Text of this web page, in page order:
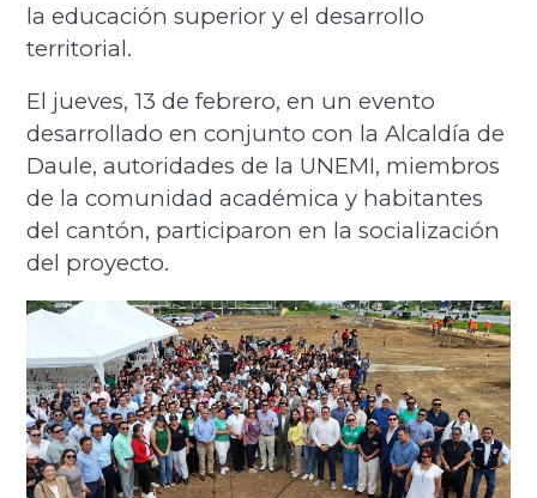
la educación superior y el desarrollo
territorial.
El jueves, 13 de febrero, en un evento
desarrollado en conjunto con la Alcaldía de
Daule, autoridades de la UNEMI, miembros
de la comunidad académica y habitantes
del cantón, participaron en la socialización
del proyecto.